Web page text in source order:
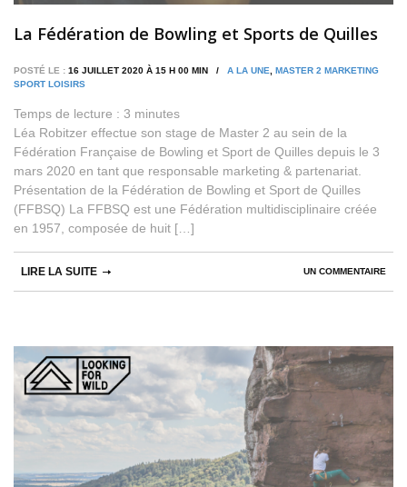
La Fédération de Bowling et Sports de Quilles
POSTÉ LE : 16 JUILLET 2020 À 15 H 00 MIN / A LA UNE
MASTER 2 MARKETING
SPORT LOISIRS
Temps de lecture : 3 minutes
Léa Robitzer effectue son stage de Master 2 au sein de la
Fédération Française de Bowling et Sport de Quilles depuis le 3
mars 2020 en tant que responsable marketing & partenariat.
Présentation de la Fédération de Bowling et Sport de Quilles
(FFBSQ) La FFBSQ est une Fédération multidisciplinaire créée
en 1957, composée de huit […]
UN COMMENTAIRE
LIRE LA SUITE